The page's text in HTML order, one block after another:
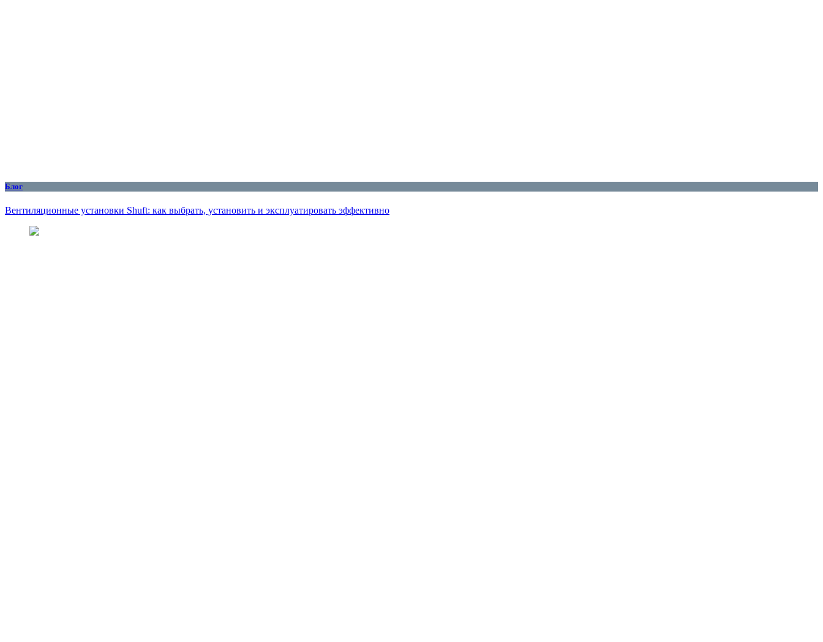
Блог
Вентиляционные установки Shuft: как выбрать, установить и эксплуатировать эффективно